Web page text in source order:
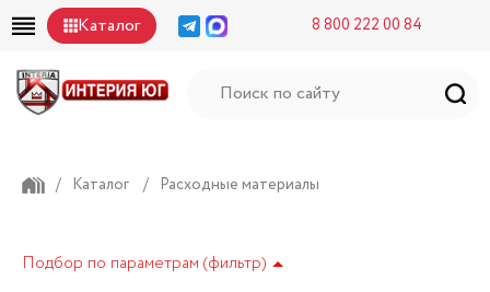
Каталог 8 800 222 00 84
/ Каталог / Расходные материалы
Подбор по параметрам (фильтр)